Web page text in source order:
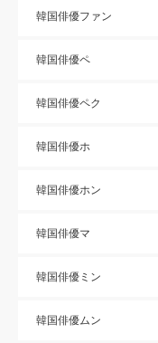
韓国俳優ファン
韓国俳優ペ
韓国俳優ペク
韓国俳優ホ
韓国俳優ホン
韓国俳優マ
韓国俳優ミン
韓国俳優ムン